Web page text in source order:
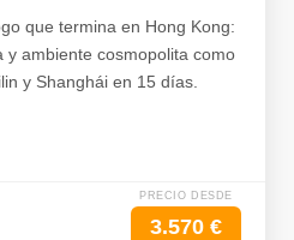
que termina en Hong Kong:
y ambiente cosmopolita como
y Shanghái en 15 días.
PRECIO DESDE
3.570 €